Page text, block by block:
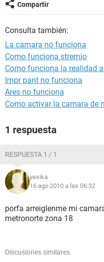
Compartir
Consulta también:
La camara no funciona
Como funciona stremio
Como funciona la realidad
Impr pant no funciona
Ares no funciona
Como activar la camara de
1 respuesta
RESPUESTA 1 / 1
yesika
16 ago 2010 a las 06:32
porfa arreiglenme mi
metronorte zona 18
Discusiones similares